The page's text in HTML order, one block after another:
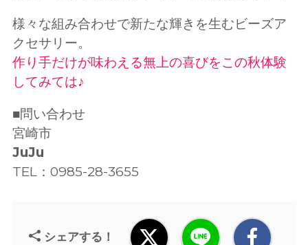
様々な組み合わせで新たな輝きを生むビーズア
クセサリー。
作り手だけが味わえる無上の喜びをこの秋体験
してみては♪
■問い合わせ
宮崎市
JuJu
TEL：0985-28-3655
シェアする！